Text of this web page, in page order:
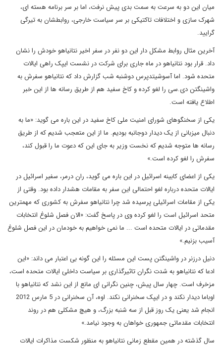
میان این دو به سرعت به سمت بدی پیش نرفت، اما بر سر برنامه هسته ای،
شهرک سازی و اختلافات تاکتیکی بر سر سیاست خارجی، روابطشان به تیرگی
گرایید.
آخرین مثال روابط مشکل دار این دو نفر در سفر اخیر نتانیاهو خودش را نشان
داد. قرار بود نتانیاهو در ماه جاری برای شرکت در نشست ایپک راهی ایالات
متحده شود. اما آسوشیتدپرس دوشنبه شب گزارش داد که نتانیاهو سفرش به
واشینگتن دی.سی را لغو کرده و کاخ سفید هم از طریق رسانه ها از این خبر
اطلاع یافته است.
یکی از سخنگوهای شورای امنیت ملی کاخ سفید در این باره می گوید: «ما به
دنبال میزبانی از یک دیدار دوجانبه بودیم. ما از این متعجب شدیم که از طریق
رسانه ها متوجه شدیم که نخست وزیر به جای این که دعوت ما را قبول کند،
سفرش را لغو کرده است.»
یکی از اعضای کابینه اسرائیل در این باره می گوید، ران درمر، سفیر اسرائیل در
ایالات متحده درباره لغو احتمالی این سفر به مقامات هشدار داده بود. وقتی از
یکی از مقامات اسرائیلی پرسیده شد چرا نتانیاهو سفرش به کشوری که مهمترین
متحد اسرائیل است را لغو کرده وی در پاسخ گفت: «الان فصل شلوغ انتخابات
مقدماتی در ایالات متحده است ... ما نمی خواهیم به خودمان در این فصل شلوغ
آسیب بزنیم.»
دنیل درزنر در واشینگتن پست این مسئله را این گونه بی اعتبار می داند: «این
ادعا که نتانیاهو به شدت نگران تاثیرگذاری بر سیاست داخلی ایالات متحده است،
مزخرف است. چهار سال پیش، چنین نگرانی ای مانع از این نشد که نتانیاهو با
اوباما دیدار نکند و در ایپک سخنرانی نکند. اوه، آن سخنرانی در 5 مارس 2012
انجام شد یعنی یک روز قبل از سه شنبه بزرگ، و هیچ مشکلی هم در روند
انتخابات مقدماتی جمهوری خواهان به وجود نیامد.»
سال گذشته در همین مقطع زمانی نتانیاهو به منظور شکست مذاکرات ایالات